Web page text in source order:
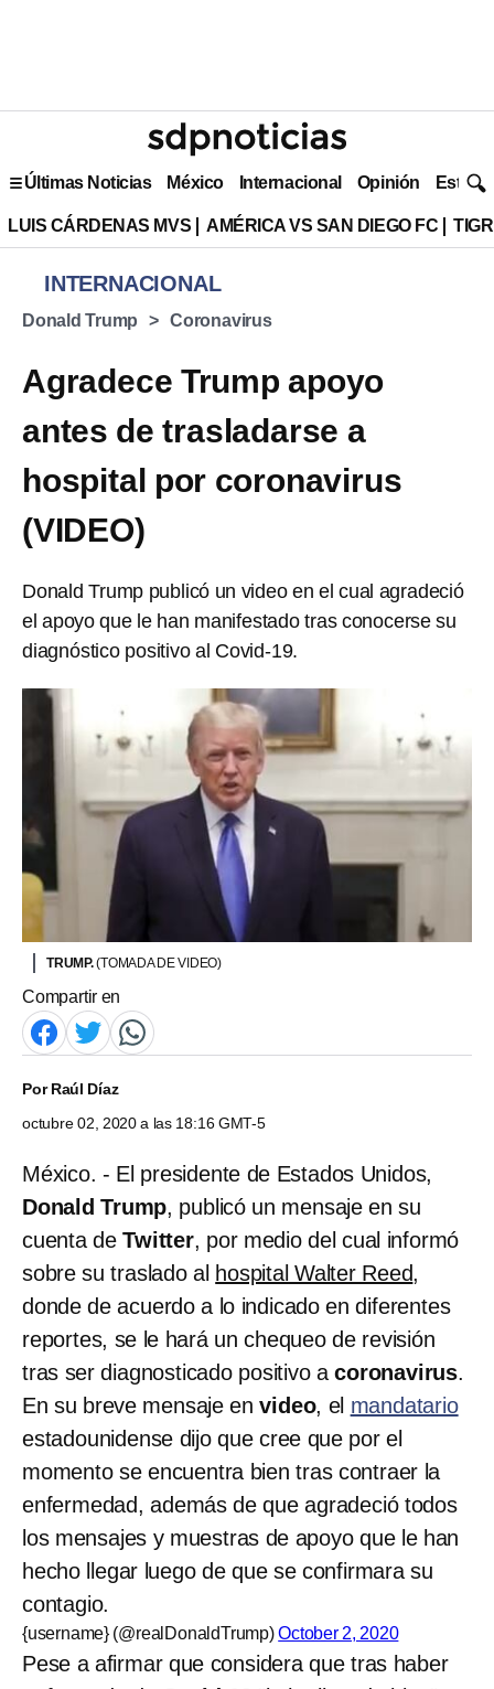
Últimas Noticias México Internacional Opinión Estilo
LUIS CÁRDENAS MVS AMÉRICA VS SAN DIEGO FC
INTERNACIONAL
Donald Trump Coronavirus
Agradece Trump apoyo
antes de trasladarse a
hospital por coronavirus
(VIDEO)
Donald Trump publicó un video en el cual agradeció
el apoyo que le han manifestado tras conocerse su
diagnóstico positivo al Covid-19.
TRUMP.(TOMADA DE VIDEO)
Compartir en
PorRaúl Díaz
octubre 02, 2020 a las 18:16 GMT-5
México. - El presidente de Estados Unidos,
Donald Trump, publicó un mensaje en su
cuenta deTwitter, por medio del cual informó
sobre su traslado al hospital Walter Reed,
donde de acuerdo a lo indicado en diferentes
reportes, se le hará un chequeo de revisión
tras ser diagnosticado positivo acoronavirus.
En su breve mensaje envideo, el mandatario
estadounidense dijo que cree que por el
momento se encuentra bien tras contraer la
enfermedad, además de que agradeció todos
los mensajes y muestras de apoyo que le han
hecho llegar luego de que se confirmara su
contagio.
{username} (@realDonaldTrump)October 2, 2020
Pese a afirmar que considera que tras haber